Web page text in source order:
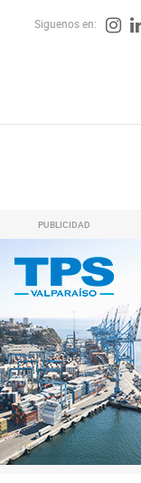
Siguenos en:
PUBLICIDAD